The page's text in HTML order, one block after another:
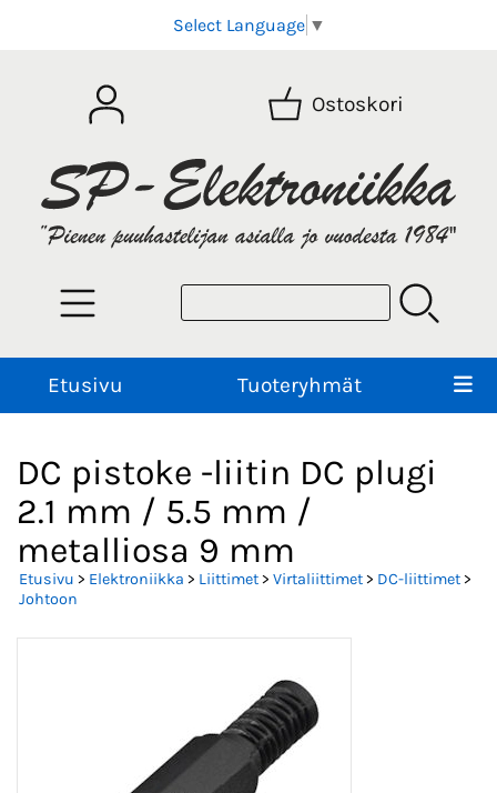
Select Language ▼
Ostoskori
Etusivu Tuoteryhmät
DC pistoke -liitin DC plugi
2.1 mm / 5.5 mm /
metalliosa 9 mm
Etusivu > Elektroniikka > Liittimet> Virtaliittimet> DC-liittimet>
Johtoon